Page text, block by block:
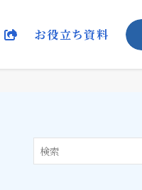
お役立ち資料